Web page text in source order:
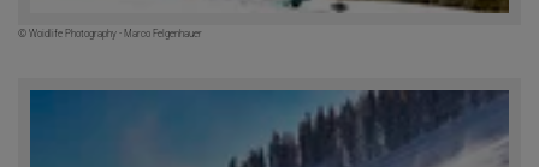
© Woidlife Photography - Marco Felgenhauer